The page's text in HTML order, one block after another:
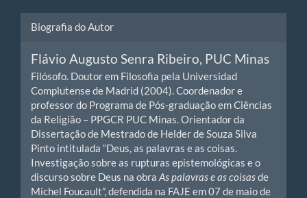
Biografia do Autor
Flávio Augusto Senra Ribeiro, PUC Minas
Filósofo. Doutor em Filosofia pela Universidad
Complutense de Madrid (2004). Coordenador e
professor do Programa de Pós-graduação em Ciências
da Religião – PPGCR PUC Minas. Orientador da
Dissertação de Mestrado de Helder de Souza Silva
Pinto intitulada “Deus, as palavras e as coisas.
Investigação sobre as rupturas epistemológicas e o
discurso sobre Deus na obra As palavras e as coisasde
Michel Foucault”, defendida na FAJE em 07 de maio de